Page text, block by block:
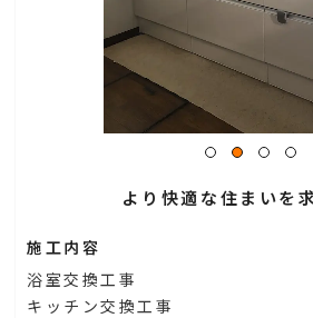
より快適な住まいを
施工内容
浴室交換工事
キッチン交換工事